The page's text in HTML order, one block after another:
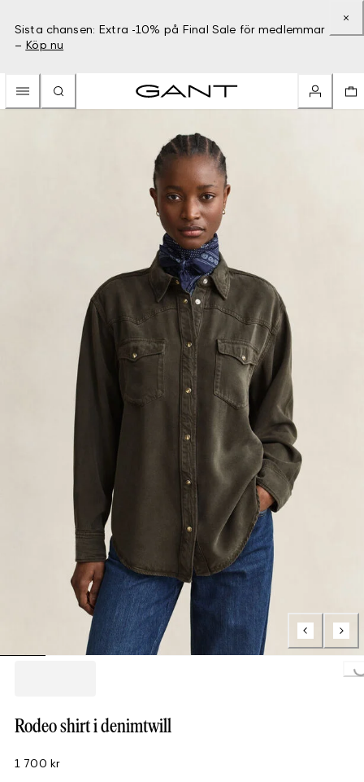
Sista chansen: Extra -10% på Final Sale för medlemmar
– Köp nu
Loading...
Rodeo shirt i denimtwill
1 700 kr